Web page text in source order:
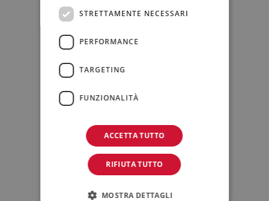
STRETTAMENTE NECESSARI
PERFORMANCE
TARGETING
FUNZIONALITÀ
ACCETTA TUTTO
RIFIUTA TUTTO
MOSTRA DETTAGLI